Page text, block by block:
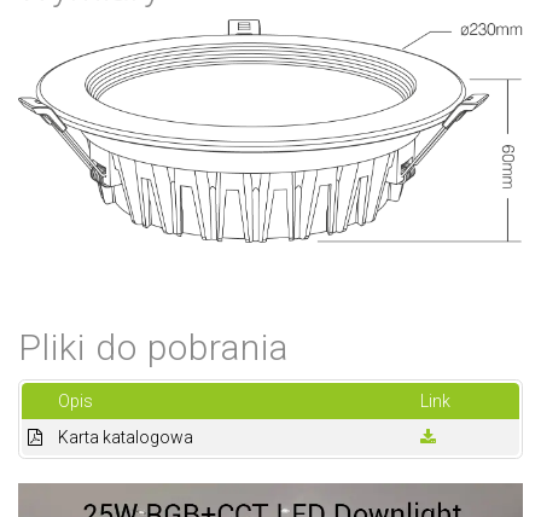
Pliki do pobrania
Opis
Link
Karta katalogowa